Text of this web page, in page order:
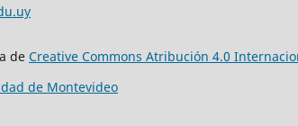
de Creative Commons Atribución 4.0
de Montevideo